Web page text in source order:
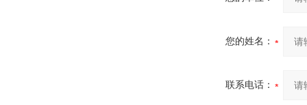
您的姓名：
联系电话：